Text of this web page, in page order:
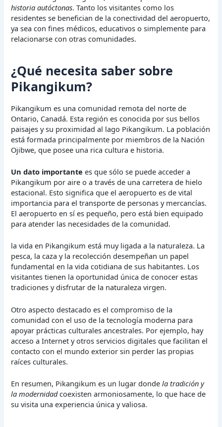
historia autóctonas. Tanto los visitantes como los
residentes se benefician de la conectividad del aeropuerto,
ya sea con fines médicos, educativos o simplemente para
relacionarse con otras comunidades.
¿Qué necesita saber sobre
Pikangikum?
Pikangikum es una comunidad remota del norte de
Ontario, Canadá. Esta región es conocida por sus bellos
paisajes y su proximidad al lago Pikangikum. La población
está formada principalmente por miembros de la Nación
Ojibwe, que posee una rica cultura e historia.
Un dato importante es que sólo se puede acceder a
Pikangikum por aire o a través de una carretera de hielo
estacional. Esto significa que el aeropuerto es de vital
importancia para el transporte de personas y mercancías.
El aeropuerto en sí es pequeño, pero está bien equipado
para atender las necesidades de la comunidad.
la vida en Pikangikum está muy ligada a la naturaleza. La
pesca, la caza y la recolección desempeñan un papel
fundamental en la vida cotidiana de sus habitantes. Los
visitantes tienen la oportunidad única de conocer estas
tradiciones y disfrutar de la naturaleza virgen.
Otro aspecto destacado es el compromiso de la
comunidad con el uso de la tecnología moderna para
apoyar prácticas culturales ancestrales. Por ejemplo, hay
acceso a Internet y otros servicios digitales que facilitan el
contacto con el mundo exterior sin perder las propias
raíces culturales.
En resumen, Pikangikum es un lugar dondela tradición y
la modernidadcoexisten armoniosamente, lo que hace de
su visita una experiencia única y valiosa.